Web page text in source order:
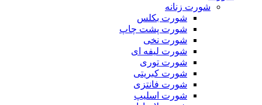
شورت زنانه
شورت بکلس
شورت پشت چاپ
شورت نخی
شورت لیفه ای
شورت توری
شورت کبریتی
شورت فانتزی
شورت اسلیپ